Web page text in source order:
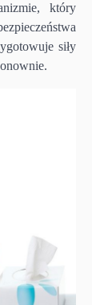
który
siły